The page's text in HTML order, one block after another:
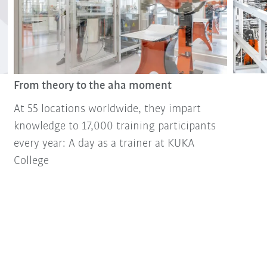
From theory to the aha moment
At 55 locations worldwide, they impart
knowledge to 17,000 training participants
every year: A day as a trainer at KUKA
College